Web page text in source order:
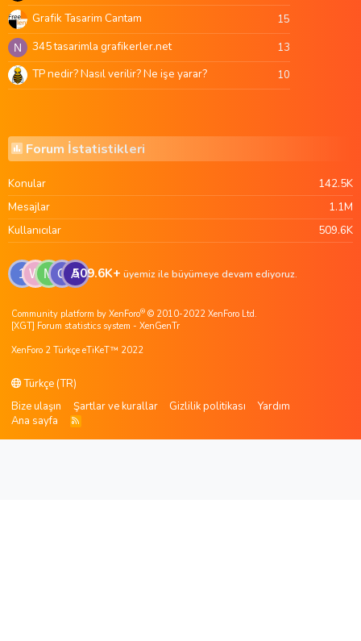
Grafik Tasarim Cantam 15
N 345 tasarimla grafikerler.net 13
TP nedir? Nasıl verilir? Ne işe yarar? 10
Forum İstatistikleri
Konular
142.5K
Mesajlar
1.1M
Kullanıcılar
509.6K
1 W M G A
509.6K+ üyemiz ile büyümeye devam ediyoruz.
Community platform by XenForo® © 2010-2022 XenForo Ltd.
[XGT] Forum statistics system - XenGenTr
XenForo 2 Türkçe eTiKeT™ 2022
Türkçe (TR)
Bize ulaşın
Şartlar ve kurallar Gizlilik politikası
Yardım
Ana sayfa
R
S
S